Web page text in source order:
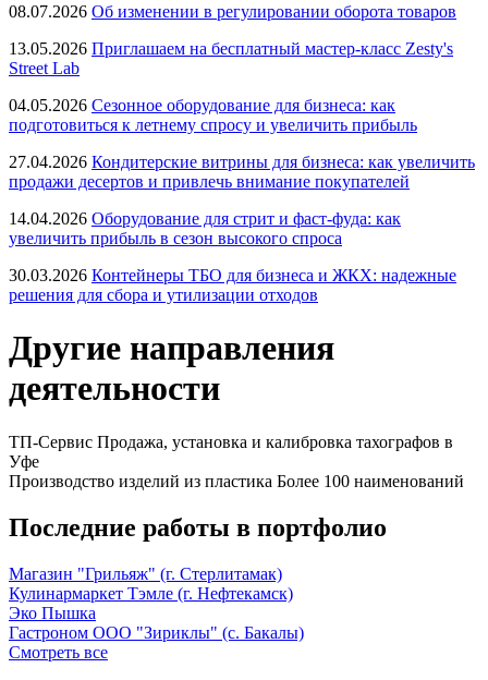
08.07.2026 Об изменении в регулировании оборота товаров
13.05.2026 Приглашаем на бесплатный мастер-класс Zesty's
Street Lab
04.05.2026 Сезонное оборудование для бизнеса: как
подготовиться к летнему спросу и увеличить прибыль
27.04.2026 Кондитерские витрины для бизнеса: как увеличить
продажи десертов и привлечь внимание покупателей
14.04.2026 Оборудование для стрит и фаст-фуда: как
увеличить прибыль в сезон высокого спроса
30.03.2026 Контейнеры ТБО для бизнеса и ЖКХ: надежные
решения для сбора и утилизации отходов
Другие направления
деятельности
ТП-Сервис Продажа, установка и калибровка тахографов в
Уфе
Производство изделий из пластика Более 100 наименований
Последние работы в портфолио
Магазин "Грильяж" (г. Стерлитамак)
Кулинармаркет Тэмле (г. Нефтекамск)
Эко Пышка
Гастроном ООО "Зириклы" (с. Бакалы)
Смотреть все